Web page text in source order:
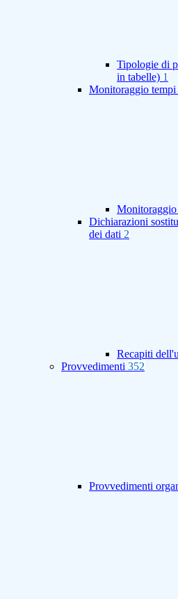
Tipologie di
in tabelle) 1
Monitoraggio tempi
Dichiarazioni
dei dati 2
Recapiti
Provvedimenti 352
Provvedimenti